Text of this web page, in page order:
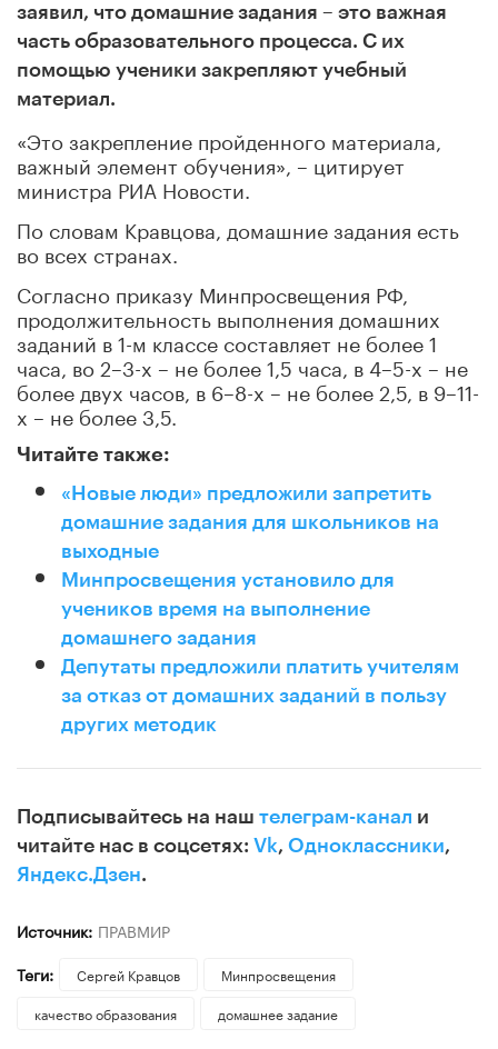
заявил, что домашние задания – это важная
часть образовательного процесса. С их
помощью ученики закрепляют учебный
материал.
«Это закрепление пройденного материала,
важный элемент обучения», – цитирует
министра РИА Новости.
По словам Кравцова, домашние задания есть
во всех странах.
Согласно приказу Минпросвещения РФ,
продолжительность выполнения домашних
заданий в 1-м классе составляет не более 1
часа, во 2–3-х – не более 1,5 часа, в 4–5-х – не
более двух часов, в 6–8-х – не более 2,5, в 9–11-
х – не более 3,5.
Читайте также:
«Новые люди» предложили запретить
домашние задания для школьников на
выходные
Минпросвещения установило для
учеников время на выполнение
домашнего задания
Депутаты предложили платить учителям
за отказ от домашних заданий в пользу
других методик
Подписывайтесь на наш телеграм-канал и
читайте нас в соцсетях: Vk, Одноклассники,
Яндекс.Дзен.
Источник: ПРАВМИР
Теги:
Сергей Кравцов
Минпросвещения
качество образования
домашнее задание